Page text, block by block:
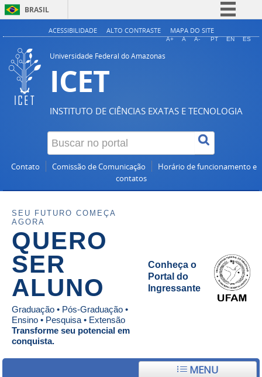
BRASIL
Simplifique!
ACESSIBILIDADE ALTO CONTRASTE MAPA DO SITE
A+ A A- PT EN ES
Universidade Federal do Amazonas
ICET
INSTITUTO DE CIÊNCIAS EXATAS E TECNOLOGIA
Contato Comissão de Comunicação
Horário de funcionamento e
contatos
SEU FUTURO COMEÇA
AGORA
QUERO
SER
ALUNO
Graduação • Pós-Graduação •
Ensino • Pesquisa • Extensão
Transforme seu potencial em
conquista.
Conheça o
Portal do
Ingressante
MENU